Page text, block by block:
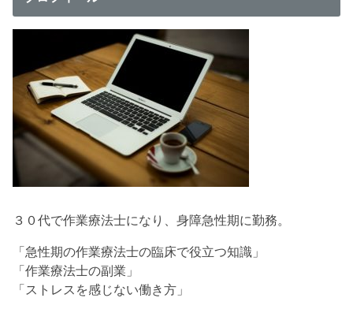
３０代で作業療法士になり、身障急性期に勤務。
「急性期の作業療法士の臨床で役立つ知識」
「作業療法士の副業」
「ストレスを感じない働き方」